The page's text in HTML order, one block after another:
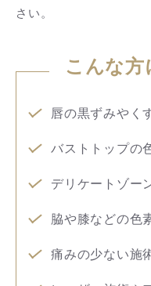
さい。
こんな
唇の黒ずみやく
バストトップの
デリケートゾー
脇や膝などの色
痛みの少ない施